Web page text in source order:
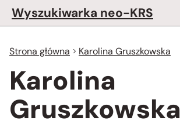
Wyszukiwarka neo-KRS
Strona główna Karolina Gruszkowska
Karolina
Gruszkowska